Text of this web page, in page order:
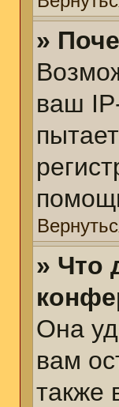
»
ваш
» Что
Она
вам
также